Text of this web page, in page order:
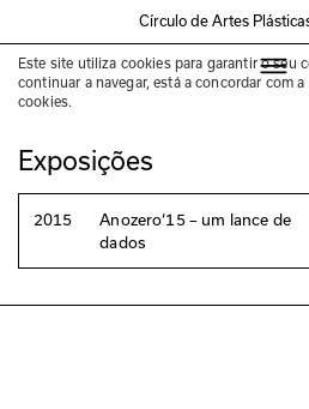
Círculo de Artes
Este site utiliza cookies para garantir o seu
continuar a navegar, está a concordar com
cookies.
Fernando Giestas
Exposições
2015
Anozero‘15 – um lance de
dados